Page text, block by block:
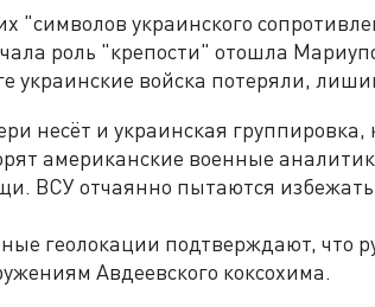
"символов украинского
роль "крепости" отошла
украинские войска потеряли,
несёт и украинская
американские военные
ВСУ отчаянно пытаются избежать
геолокации подтверждают, что
Авдеевского коксохима.